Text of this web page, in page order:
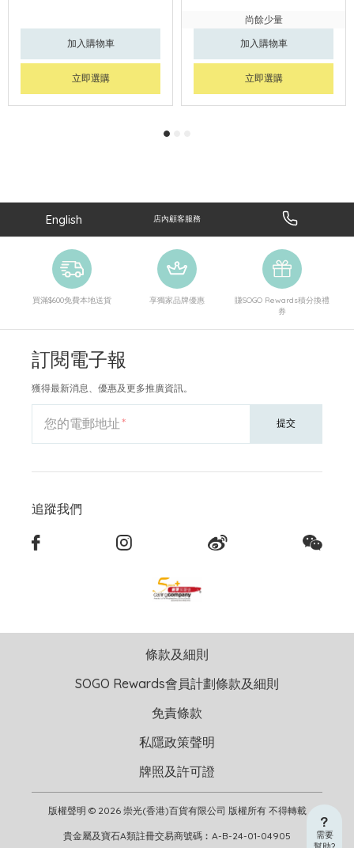
加入購物車
立即選購
尚餘少量
加入購物車
立即選購
需要
English 店內顧客服務
買滿$600免費本地送貨 享獨家品牌優惠
賺SOGO Rewards積分換禮
券
訂閱電子報
獲得最新消息、優惠及更多推廣資訊。
您的電郵地址 提交
追蹤我們
版權聲明 © 2026 崇光(香港)百貨有限公司 版權所有 不得轉載
貴金屬及寶石A類註冊交易商號碼︰A-B-24-01-04905
條款及細則
SOGO Rewards會員計劃條款及細則
免責條款
私隱政策聲明
牌照及許可證